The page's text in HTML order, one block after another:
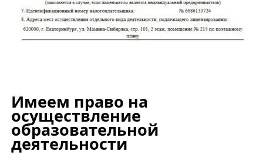
Имеем право на
осуществление
образовательной
деятельности